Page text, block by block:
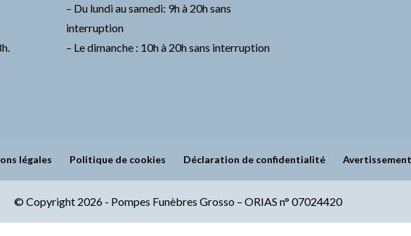
– Du lundi au samedi: 9h à 20h sans
interruption
– Le dimanche : 10h à 20h sans interruption
légales Politique de cookies Déclaration de confidentialité Avertissement
© Copyright 2026 - Pompes Funèbres Grosso – ORIAS n° 07024420